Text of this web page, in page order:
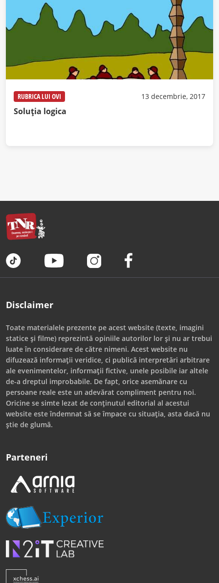
RUBRICA LUI OVI 13 decembrie, 2017
Soluția logica
Disclaimer
Toate materialele prezente pe acest website (texte, imagini
statice și filme) reprezintă opiniile autorilor lor și nu ar trebui
luate în considerare de către nimeni. Acest website nu
difuzează informații veridice, ci publică interpretări arbitrare
ale evenimentelor, informații fictive, unele posibile iar altele
de-a dreptul improbabile. De fapt, orice asemănare cu
persoane reale este un adevărat compliment pentru noi.
Oricine se simte lezat de conținutul editorial al acestui
website este îndemnat să se împace cu situația, asta dacă nu
știe de glumă.
Parteneri